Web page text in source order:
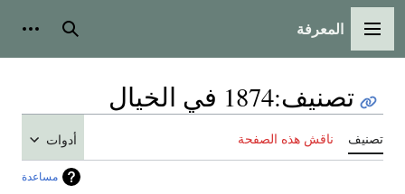
القائمة الرئيسية
المعرفة بحث
تصنيف:1874 في الخيال
تصنيف ناقش هذه الصفحة أدوات
مساعدة